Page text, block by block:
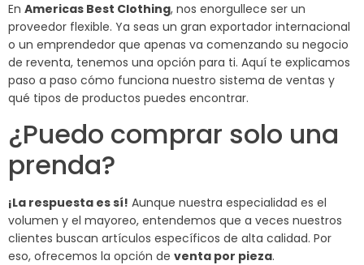
En Americas Best Clothing, nos enorgullece ser un
proveedor flexible. Ya seas un gran exportador internacional
o un emprendedor que apenas va comenzando su negocio
de reventa, tenemos una opción para ti. Aquí te explicamos
paso a paso cómo funciona nuestro sistema de ventas y
qué tipos de productos puedes encontrar.
¿Puedo comprar solo una
prenda?
¡La respuesta es sí! Aunque nuestra especialidad es el
volumen y el mayoreo, entendemos que a veces nuestros
clientes buscan artículos específicos de alta calidad. Por
eso, ofrecemos la opción de venta por pieza.